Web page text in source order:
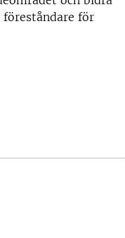
föreståndare för